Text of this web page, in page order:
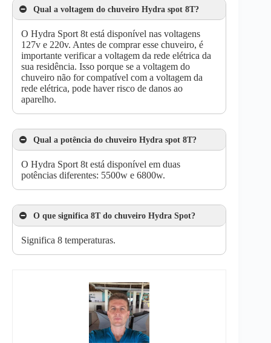
Qual a voltagem do chuveiro Hydra spot 8T?
O Hydra Sport 8t está disponível nas voltagens
127v e 220v. Antes de comprar esse chuveiro, é
importante verificar a voltagem da rede elétrica da
sua residência. Isso porque se a voltagem do
chuveiro não for compatível com a voltagem da
rede elétrica, pode haver risco de danos ao
aparelho.
Qual a potência do chuveiro Hydra spot 8T?
O Hydra Sport 8t está disponível em duas
potências diferentes: 5500w e 6800w.
O que significa 8T do chuveiro Hydra Spot?
Significa 8 temperaturas.